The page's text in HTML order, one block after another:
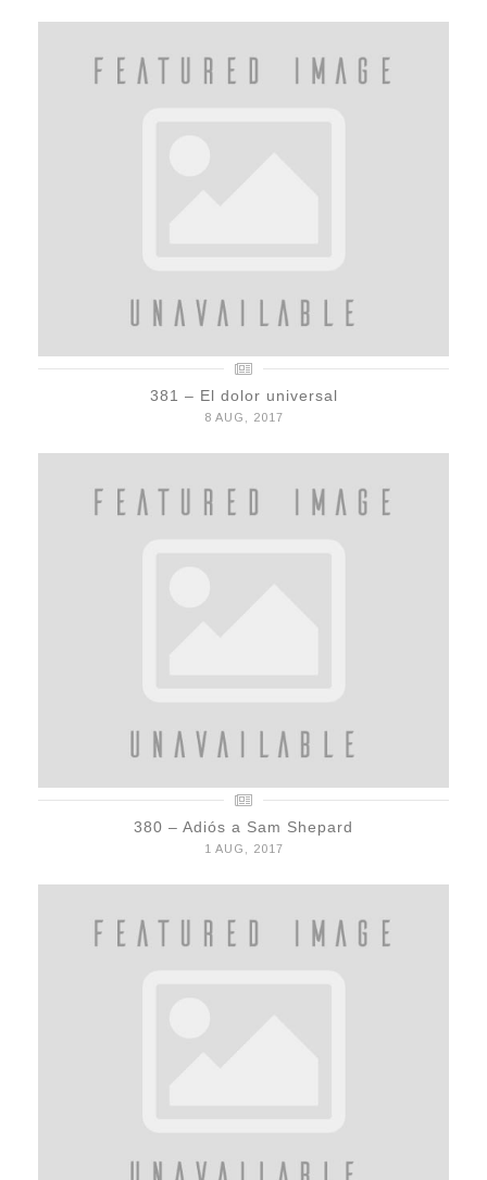
381 – El dolor universal
8 AUG, 2017
380 – Adiós a Sam Shepard
1 AUG, 2017